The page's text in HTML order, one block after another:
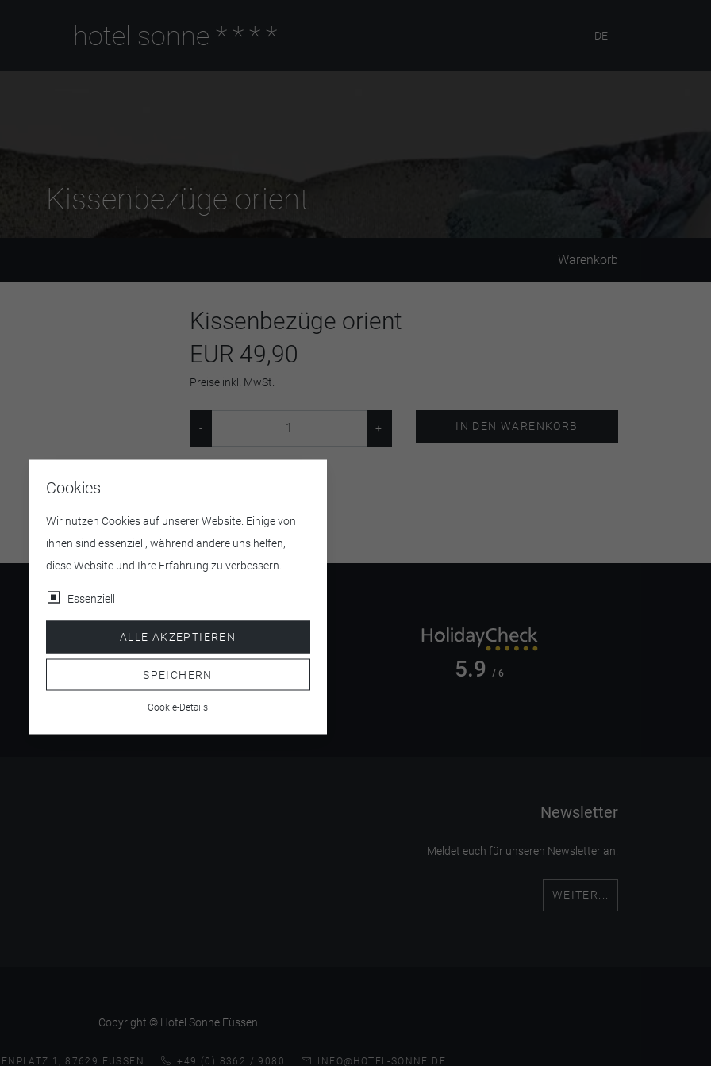
hotel sonne **** DE
Kissenbezüge orient
Warenkorb
Kissenbezüge orient
EUR 49,90
Preise inkl. MwSt.
IN DEN WARENKORB
4.5/ 5 5.9 / 6
Newsletter
Meldet euch für unseren Newsletter an.
WEITER...
Copyright © Hotel Sonne Füssen
1, 87629 FÜSSEN +49 (0) 8362 / 9080 INFO@HOTEL-SONNE.DE
Cookies
Wir nutzen Cookies auf unserer Website. Einige von
ihnen sind essenziell, während andere uns helfen,
diese Website und Ihre Erfahrung zu verbessern.
Essenziell
ALLE AKZEPTIEREN
SPEICHERN
Cookie-Details